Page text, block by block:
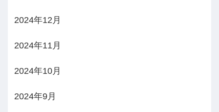
2024年12月
2024年11月
2024年10月
2024年9月